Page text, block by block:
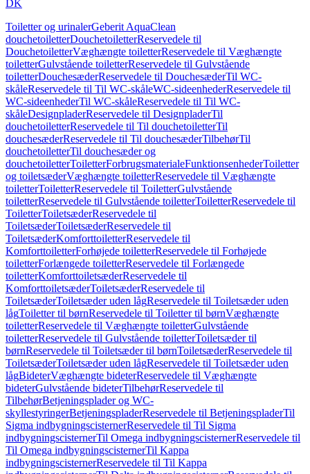
DK
Toiletter og urinalerGeberit AquaClean
douchetoiletterDouchetoiletterReservedele til
DouchetoiletterVæghængte toiletterReservedele til Væghængte
toiletterGulvstående toiletterReservedele til Gulvstående
toiletterDouchesæderReservedele til DouchesæderTil WC-
skåleReservedele til Til WC-skåleWC-sideenhederReservedele til
WC-sideenhederTil WC-skåleReservedele til Til WC-
skåleDesignpladerReservedele til DesignpladerTil
douchetoiletterReservedele til Til douchetoiletterTil
douchesæderReservedele til Til douchesæderTilbehørTil
douchetoiletterTil douchesæder og
douchetoiletterToiletterForbrugsmaterialeFunktionsenhederToiletter
og toiletsæderVæghængte toiletterReservedele til Væghængte
toiletterToiletterReservedele til ToiletterGulvstående
toiletterReservedele til Gulvstående toiletterToiletterReservedele til
ToiletterToiletsæderReservedele til
ToiletsæderToiletsæderReservedele til
ToiletsæderKomforttoiletterReservedele til
KomforttoiletterForhøjede toiletterReservedele til Forhøjede
toiletterForlængede toiletterReservedele til Forlængede
toiletterKomforttoiletsæderReservedele til
KomforttoiletsæderToiletsæderReservedele til
ToiletsæderToiletsæder uden lågReservedele til Toiletsæder uden
lågToiletter til børnReservedele til Toiletter til børnVæghængte
toiletterReservedele til Væghængte toiletterGulvstående
toiletterReservedele til Gulvstående toiletterToiletsæder til
børnReservedele til Toiletsæder til børnToiletsæderReservedele til
ToiletsæderToiletsæder uden lågReservedele til Toiletsæder uden
lågBideterVæghængte bideterReservedele til Væghængte
bideterGulvstående bideterTilbehørReservedele til
TilbehørBetjeningsplader og WC-
skyllestyringerBetjeningspladerReservedele til BetjeningspladerTil
Sigma indbygningscisternerReservedele til Til Sigma
indbygningscisternerTil Omega indbygningscisternerReservedele til
Til Omega indbygningscisternerTil Kappa
indbygningscisternerReservedele til Til Kappa